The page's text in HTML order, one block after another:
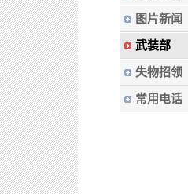
图片新闻
武装部
失物招领
常用电话